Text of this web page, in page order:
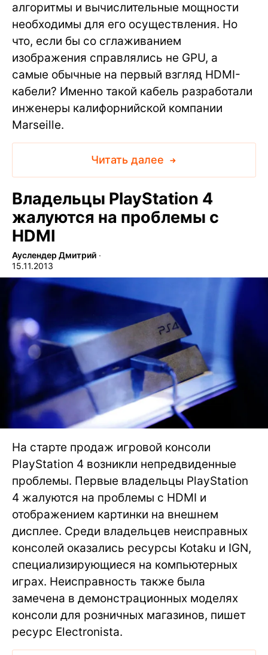
алгоритмы и вычислительные мощности
необходимы для его осуществления. Но
что, если бы со сглаживанием
изображения справлялись не GPU, а
самые обычные на первый взгляд HDMI-
кабели? Именно такой кабель разработали
инженеры калифорнийской компании
Marseille.
Читать далее
Владельцы PlayStation 4
жалуются на проблемы с
HDMI
Ауслендер Дмитрий ∙
15.11.2013
На старте продаж игровой консоли
PlayStation 4 возникли непредвиденные
проблемы. Первые владельцы PlayStation
4 жалуются на проблемы с HDMI и
отображением картинки на внешнем
дисплее. Среди владельцев неисправных
консолей оказались ресурсы Kotaku и IGN,
специализирующиеся на компьютерных
играх. Неисправность также была
замечена в демонстрационных моделях
консоли для розничных магазинов, пишет
ресурс Electronista.